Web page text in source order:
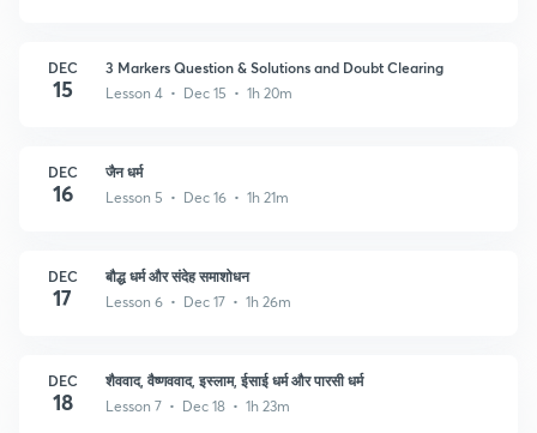
DEC
15
3 Markers Question & Solutions and Doubt Clearing
Lesson 4 • Dec 15 • 1h 20m
DEC
16
जैन धर्म
Lesson 5 • Dec 16 • 1h 21m
DEC
17
बौद्ध धर्म और संदेह समाशोधन
Lesson 6 • Dec 17 • 1h 26m
DEC
18
शैववाद, वैष्णववाद, इस्लाम, ईसाई धर्म और पारसी धर्म
Lesson 7 • Dec 18 • 1h 23m